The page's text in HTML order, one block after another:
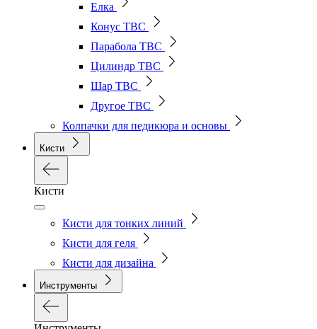
Елка
Конус ТВС
Парабола ТВС
Цилиндр ТВС
Шар ТВС
Другое ТВС
Колпачки для педикюра и основы
Кисти
Кисти
Кисти для тонких линий
Кисти для геля
Кисти для дизайна
Инструменты